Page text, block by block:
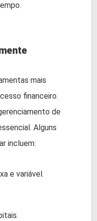
mais
financeiro.
de
Alguns
incluem:
e variável.